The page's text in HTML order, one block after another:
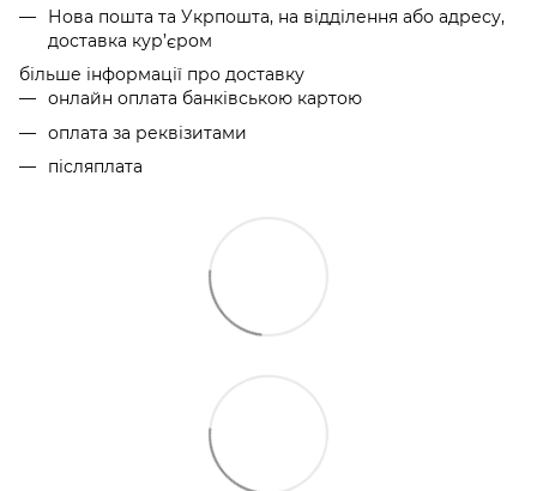
Нова пошта та Укрпошта, на відділення або адресу,
доставка кур’єром
більше інформації про доставку
онлайн оплата банківською картою
оплата за реквізитами
післяплата